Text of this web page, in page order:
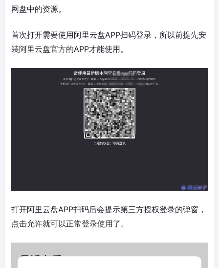
网盘中的资源。
首次打开需要使用阿里云盘APP扫码登录，所以前提先安
装阿里云盘官方的APP才能使用。
打开阿里云盘APP扫码后会提示第三方授权登录的弹窗，
点击允许就可以正常登录使用了。